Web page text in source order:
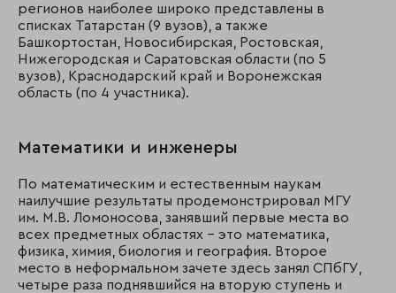
регионов наиболее широко представлены в
списках Татарстан (9 вузов), а также
Башкортостан, Новосибирская, Ростовская,
Нижегородская и Саратовская области (по 5
вузов), Краснодарский край и Воронежская
область (по 4 участника).
Математики и инженеры
По математическим и естественным наукам
наилучшие результаты продемонстрировал МГУ
им. М.В. Ломоносова, занявший первые места во
всех предметных областях – это математика,
физика, химия, биология и география. Второе
место в неформальном зачете здесь занял СПбГУ,
четыре раза поднявшийся на вторую ступень и